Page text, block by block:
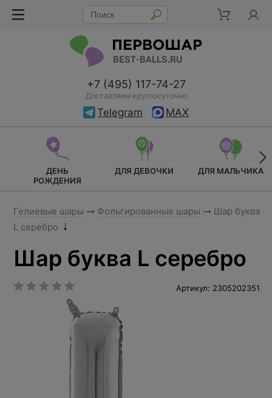
+7 (495) 117-74-27
Доставляем круглосуточно
Telegram MAX
ДЕНЬ
РОЖДЕНИЯ
ДЛЯ ДЕВОЧКИ ДЛЯ МАЛЬЧИКА
Гелиевые шары Фольгированные шары
Шар буква
L серебро
Шар буква L серебро
Артикул: 2305202351